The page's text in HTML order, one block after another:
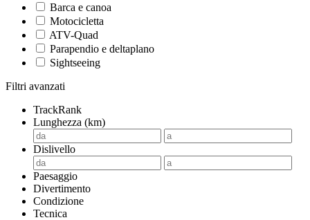
Barca e canoa
Motocicletta
ATV-Quad
Parapendio e deltaplano
Sightseeing
Filtri avanzati
TrackRank
Lunghezza (km)
Dislivello
Paesaggio
Divertimento
Condizione
Tecnica